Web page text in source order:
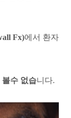
Fx)에서 환자
볼수 없습니다.